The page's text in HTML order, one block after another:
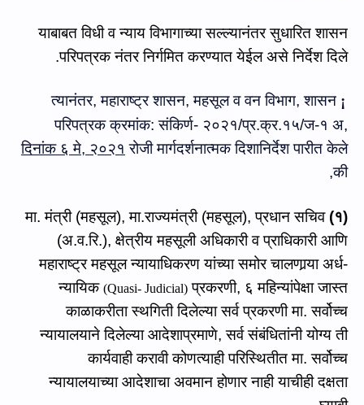
याबाबत विधी व न्याय विभागाच्या सल्ल्यानंतर सुधारित शासन
परिपत्रक नंतर निर्गमित करण्यात येईलअसे निर्देश दिले.
¡
त्‍यानंतर,महाराष्ट्र शासन,महसूल व वन विभाग,शासन
परिपत्रक क्रमांक: संकिर्ण- २०२१/प्र.क्र.१५/ज-१ अ,
दिनांक ६ मे, २०२१ रोजीमार्गदर्शनात्मक दिशानिर्देशपारीत केले
की,
(
१)
मा.
मंत्री (महसूल),मा.राज्यमंत्री (महसूल),प्रधान सचिव
(अ.व.रि.), क्षेत्रीय महसूली अधिकारी व प्राधिकारी आणि
महाराष्ट्र महसूल न्यायाधिकरण यांच्या समोर चालणार्‍याअर्ध-
न्यायिक (Quasi- Judicial) प्रकरणी, ६ महिन्यांपेक्षा जास्त
काळाकरीता स्थगिती दिलेल्या सर्व प्रकरणी मा. सर्वोच्च
न्यायालयानेदिलेल्या आदेशाप्रमाणे,सर्व संबंधितांनी योग्य ती
कार्यवाही करावी कोणत्याही परिस्थितीत मा. सर्वोच्च
न्यायालयाच्या आदेशाचा अवमान होणार नाही याचीही दक्षता